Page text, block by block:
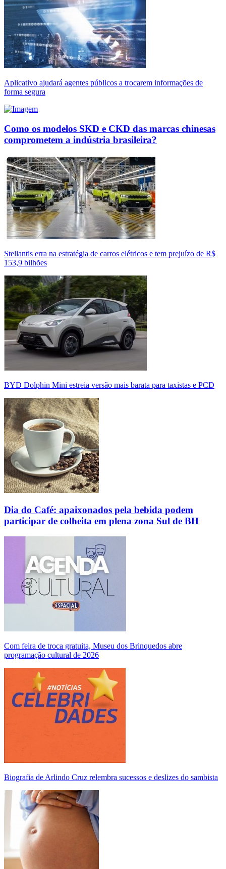
Aplicativo ajudará agentes públicos a trocarem informações de
forma segura
Como os modelos SKD e CKD das marcas chinesas
comprometem a indústria brasileira?
Stellantis erra na estratégia de carros elétricos e tem prejuízo de R$
153,9 bilhões
BYD Dolphin Mini estreia versão mais barata para taxistas e PCD
Dia do Café: apaixonados pela bebida podem
participar de colheita em plena zona Sul de BH
Com feira de troca gratuita, Museu dos Brinquedos abre
programação cultural de 2026
Biografia de Arlindo Cruz relembra sucessos e deslizes do sambista